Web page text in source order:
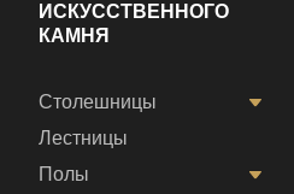
ИСКУССТВЕННОГО
КАМНЯ
Столешницы
Лестницы
Полы